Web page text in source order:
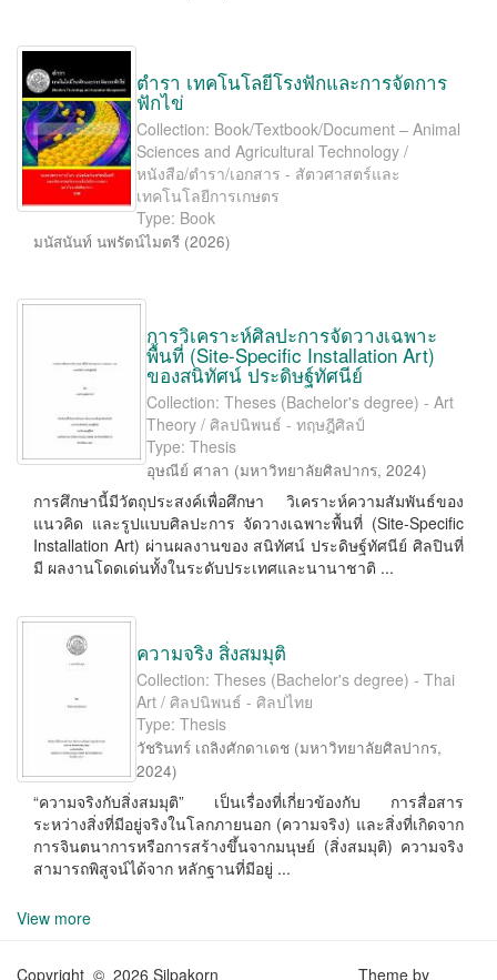
ตำรา เทคโนโลยีโรงฟักและการจัดการ
ฟักไข่
Collection: Book/Textbook/Document – Animal
Sciences and Agricultural Technology /
หนังสือ/ตำรา/เอกสาร - สัตวศาสตร์และ
เทคโนโลยีการเกษตร
Type: Book
มนัสนันท์ นพรัตน์ไมตรี (2026)
การวิเคราะห์ศิลปะการจัดวางเฉพาะ
พื้นที่ (Site-Speciﬁc Installation Art)
ของสนิทัศน์ ประดิษฐ์ทัศนีย์
Collection: Theses (Bachelor's degree) - Art
Theory / ศิลปนิพนธ์ - ทฤษฎีศิลป์
Type: Thesis
อุษณีย์ ศาลา (มหาวิทยาลัยศิลปากร,2024)
การศึกษานี้มีวัตถุประสงค์เพื่อศึกษา วิเคราะห์ความสัมพันธ์ของ
แนวคิด และรูปแบบศิลปะการ จัดวางเฉพาะพื้นที่ (Site-Speciﬁc
Installation Art) ผ่านผลงานของ สนิทัศน์ ประดิษฐ์ทัศนีย์ ศิลปินที่
มี ผลงานโดดเด่นทั้งในระดับประเทศและนานาชาติ ...
ความจริง สิ่งสมมุติ
Collection: Theses (Bachelor's degree) - Thai
Art / ศิลปนิพนธ์ - ศิลปไทย
Type: Thesis
วัชรินทร์ เถลิงศักดาเดช (มหาวิทยาลัยศิลปากร,
2024)
“ความจริงกับสิ่งสมมุติ” เป็นเรื่องที่เกี่ยวข้องกับ การสื่อสาร
ระหว่างสิ่งที่มีอยู่จริงในโลกภายนอก (ความจริง) และสิ่งที่เกิดจาก
การจินตนาการหรือการสร้างขึ้นจากมนุษย์ (สิ่งสมมุติ) ความจริง
สามารถพิสูจน์ได้จาก หลักฐานที่มีอยู่ ...
View more
Copyright © 2026 Silpakorn Theme by